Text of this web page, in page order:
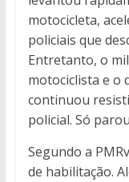
motocicleta,
policiais que
Entretanto, o
motociclista e o
continuou
policial. Só
Segundo a
de habilitação.